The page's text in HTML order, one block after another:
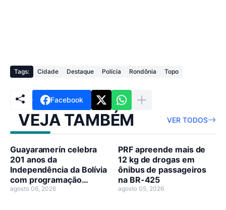
Tags: Cidade Destaque Polícia Rondônia Topo
Facebook
VEJA TAMBÉM VER TODOS
Guayaramerín celebra
201 anos da
Independência da Bolívia
com programação
cívico-cultural
agosto 06, 2026
PRF apreende mais de
12 kg de drogas em
ônibus de passageiros
na BR-425
agosto 05, 2026